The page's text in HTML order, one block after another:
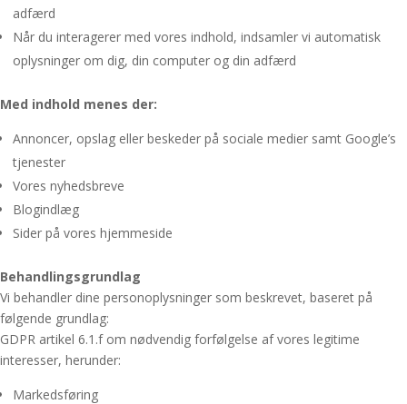
adfærd
Når du interagerer med vores indhold, indsamler vi automatisk
oplysninger om dig, din computer og din adfærd
Med indhold menes der:
Annoncer, opslag eller beskeder på sociale medier samt Google’s
tjenester
Vores nyhedsbreve
Blogindlæg
Sider på vores hjemmeside
Behandlingsgrundlag
Vi behandler dine personoplysninger som beskrevet, baseret på
følgende grundlag:
GDPR artikel 6.1.f om nødvendig forfølgelse af vores legitime
interesser, herunder:
Markedsføring